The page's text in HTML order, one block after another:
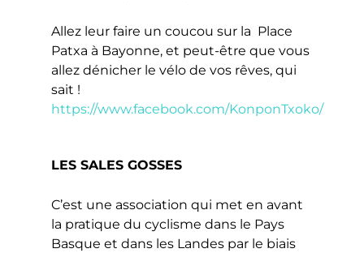
Allez leur faire un coucou sur la ​​Place
Patxa à Bayonne, et peut-être que vous
allez dénicher le vélo de vos rêves, qui
sait !
https://www.facebook.com/KonponTxoko/
LES SALES GOSSES
C’est une association qui met en avant
la pratique du cyclisme dans le Pays
Basque et dans les Landes par le biais